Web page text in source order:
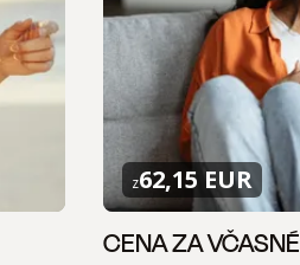
z62,15 EUR
CENA ZA